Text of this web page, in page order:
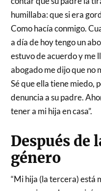
humillaba: que si era
Como hacía conmigo.
a día de hoy tengo un
estuvo de acuerdo y me
abogado me dijo que no
Sé que ella tiene miedo,
denuncia a su padre.
tener a mi hija en casa”.
Después de
género
“Mi hija (la tercera) está